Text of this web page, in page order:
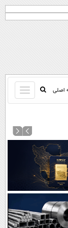
اصلی
باز
و
کردن